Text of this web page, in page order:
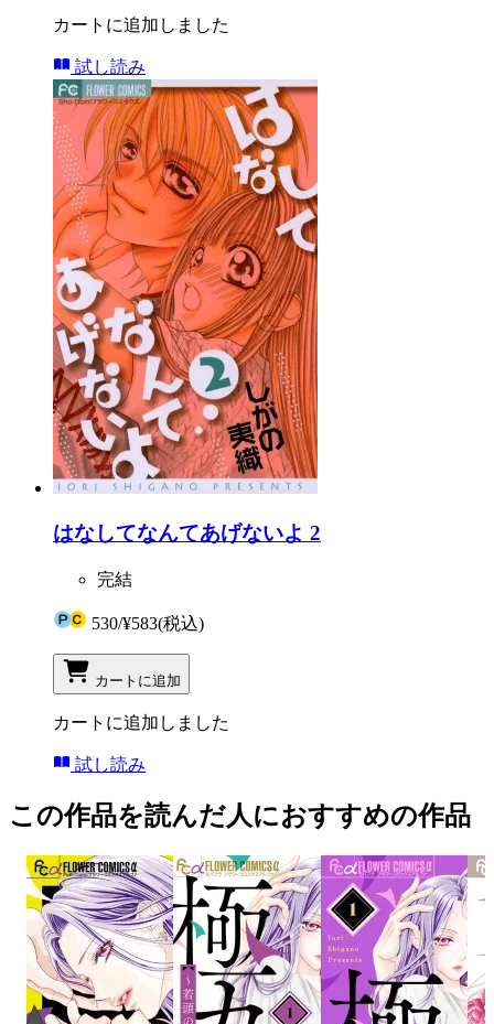
カートに追加しました
試し読み
はなしてなんてあげないよ 2
完結
530/¥583(税込)
カートに追加
カートに追加しました
試し読み
この作品を読んだ人におすすめの作品